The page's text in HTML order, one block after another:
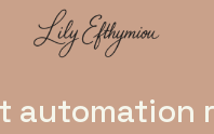
automation